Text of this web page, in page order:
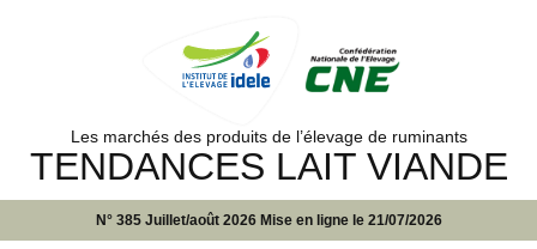
Les marchés des produits de l’élevage de ruminants
TENDANCES LAIT VIANDE
N° 385 Juillet/août 2026 Mise en ligne le 21/07/2026